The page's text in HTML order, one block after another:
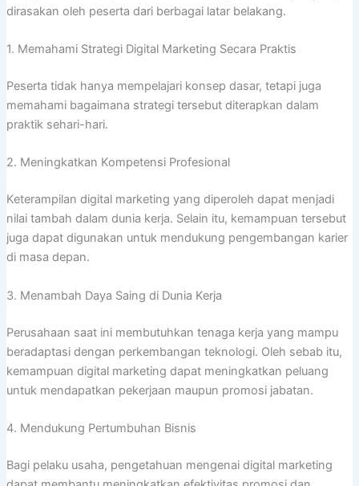
dirasakan oleh peserta dari berbagai latar belakang.
1. Memahami Strategi Digital Marketing Secara Praktis
Peserta tidak hanya mempelajari konsep dasar, tetapi juga
memahami bagaimana strategi tersebut diterapkan dalam
praktik sehari-hari.
2. Meningkatkan Kompetensi Profesional
Keterampilan digital marketing yang diperoleh dapat menjadi
nilai tambah dalam dunia kerja. Selain itu, kemampuan tersebut
juga dapat digunakan untuk mendukung pengembangan karier
di masa depan.
3. Menambah Daya Saing di Dunia Kerja
Perusahaan saat ini membutuhkan tenaga kerja yang mampu
beradaptasi dengan perkembangan teknologi. Oleh sebab itu,
kemampuan digital marketing dapat meningkatkan peluang
untuk mendapatkan pekerjaan maupun promosi jabatan.
4. Mendukung Pertumbuhan Bisnis
Bagi pelaku usaha, pengetahuan mengenai digital marketing